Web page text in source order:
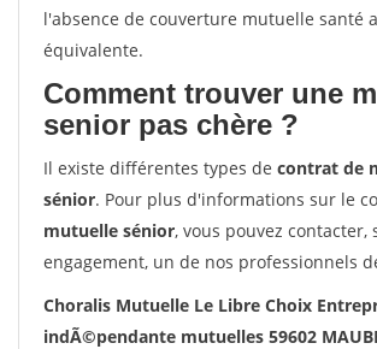
l'absence de couverture mutuelle santé
équivalente.
Comment trouver une
senior pas chère ?
Il existe différentes types de contrat de
sénior. Pour plus d'informations sur le
mutuelle sénior, vous pouvez contacter,
engagement, un de nos professionnels
Choralis Mutuelle Le Libre Choix
indÃ©pendante mutuelles 59602